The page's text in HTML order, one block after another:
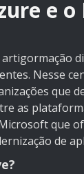
e
Nesse
que
as
que
de